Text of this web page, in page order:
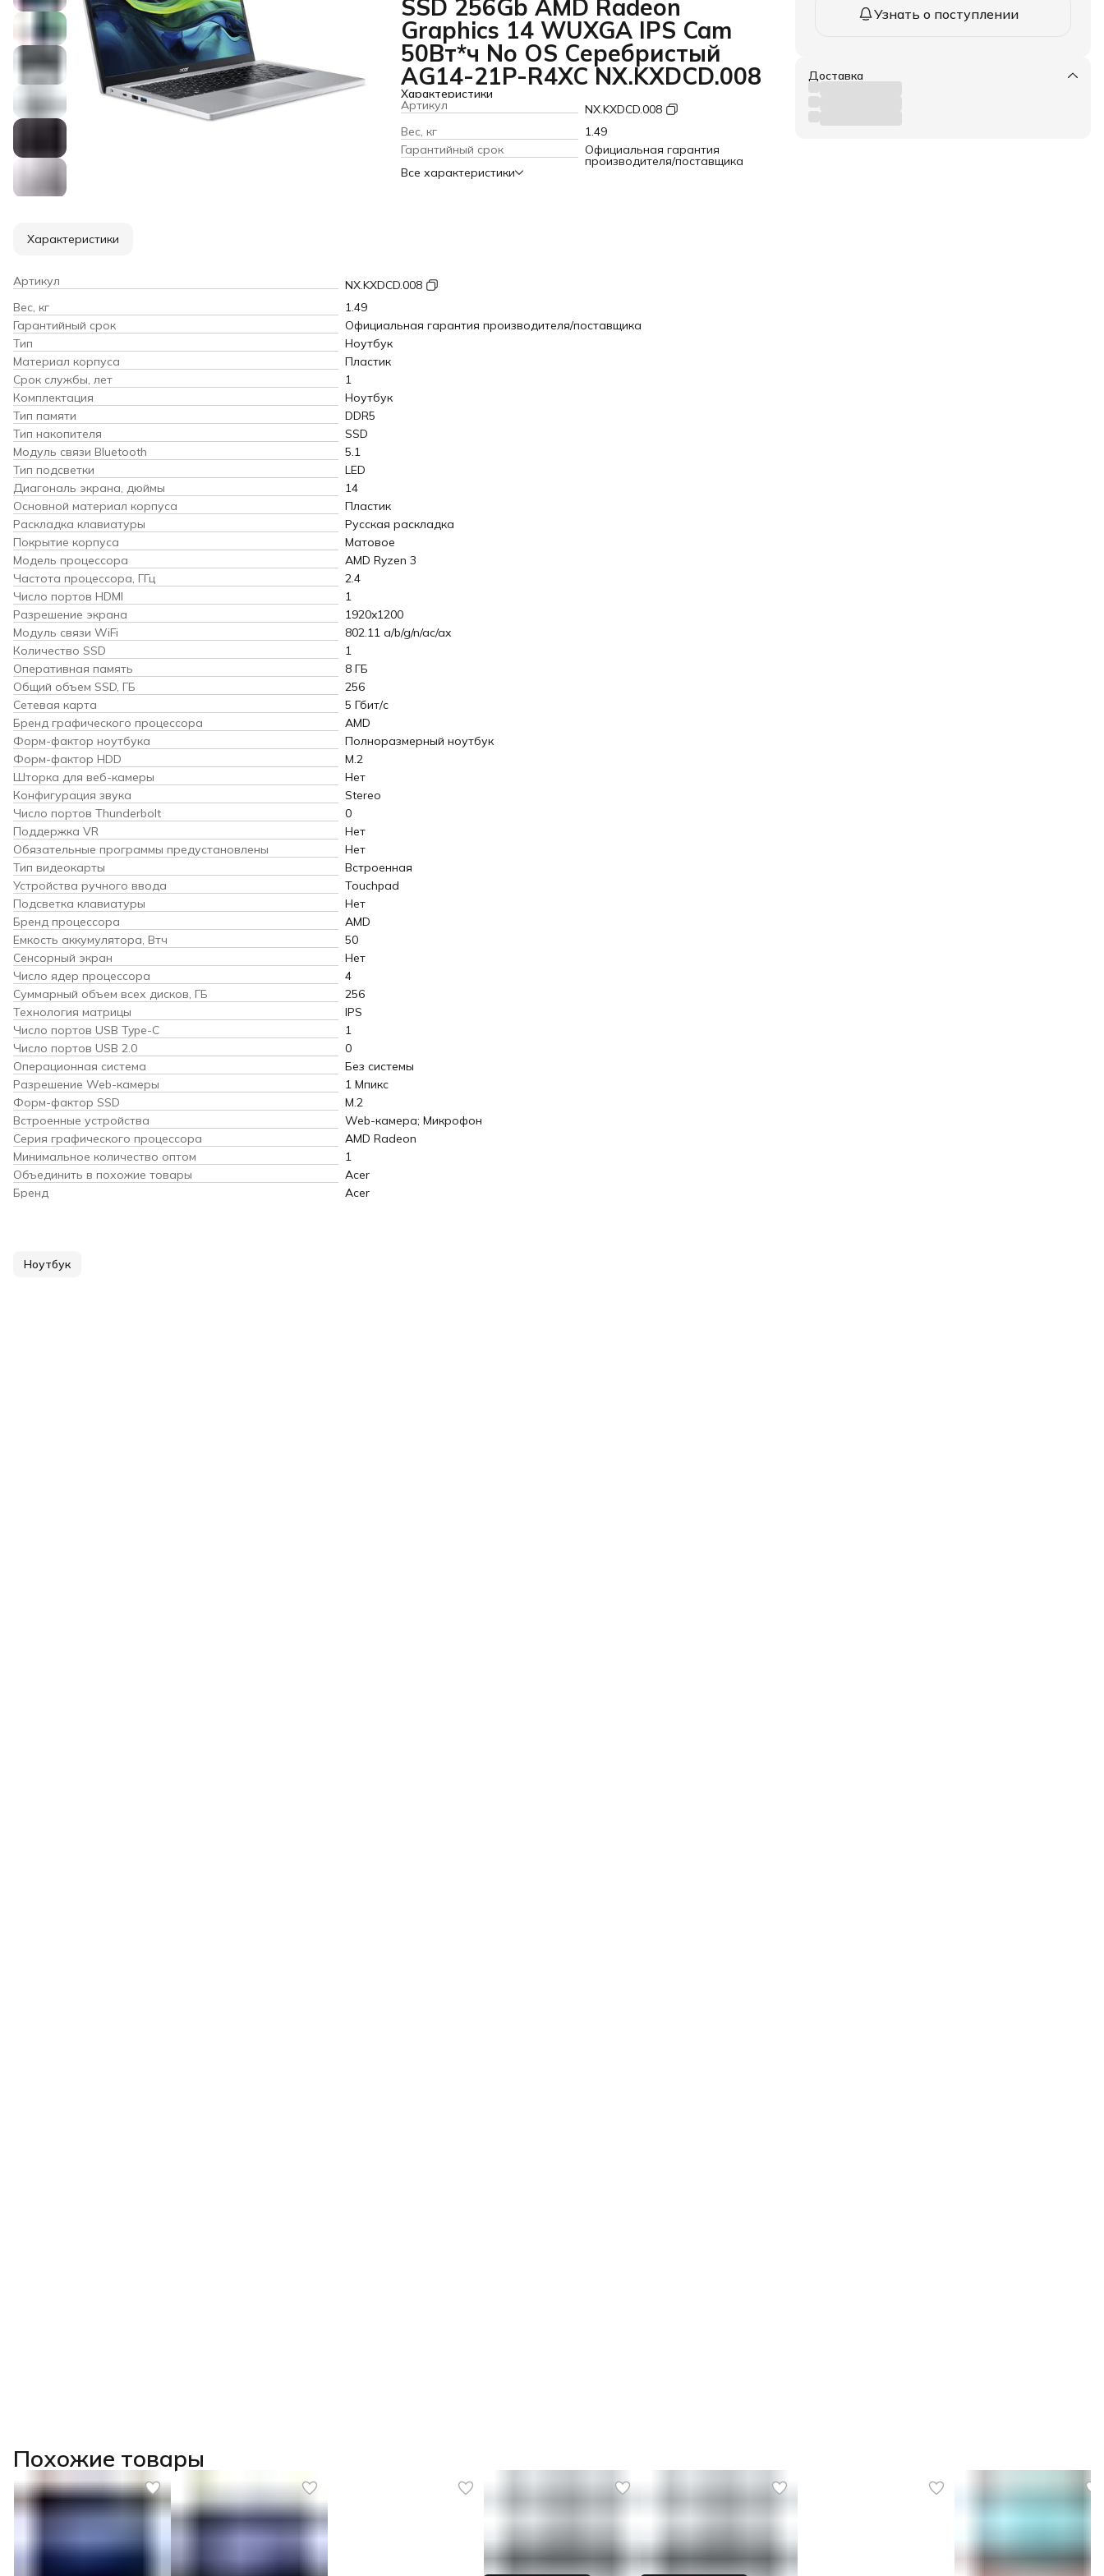
SSD 256Gb AMD Radeon
Graphics 14 WUXGA IPS Cam
50Вт*ч No OS Серебристый
AG14-21P-R4XC NX.KXDCD.008
Характеристики
Артикул
NX.KXDCD.008
Вес, кг
1.49
Гарантийный срок
Официальная гарантия
производителя/поставщика
Все характеристики
Узнать о поступлении
Доставка
Характеристики
Артикул
NX.KXDCD.008
Вес, кг
1.49
Гарантийный срок
Официальная гарантия производителя/поставщика
Тип
Ноутбук
Материал корпуса
Пластик
Срок службы, лет
1
Комплектация
Ноутбук
Тип памяти
DDR5
Тип накопителя
SSD
Модуль связи Bluetooth
5.1
Тип подсветки
LED
Диагональ экрана, дюймы
14
Основной материал корпуса
Пластик
Раскладка клавиатуры
Русская раскладка
Покрытие корпуса
Матовое
Модель процессора
AMD Ryzen 3
Частота процессора, ГГц
2.4
Число портов HDMI
1
Разрешение экрана
1920x1200
Модуль связи WiFi
802.11 a/b/g/n/ac/ax
Количество SSD
1
Оперативная память
8 ГБ
Общий объем SSD, ГБ
256
Сетевая карта
5 Гбит/с
Бренд графического процессора
AMD
Форм-фактор ноутбука
Полноразмерный ноутбук
Форм-фактор HDD
M.2
Шторка для веб-камеры
Нет
Конфигурация звука
Stereo
Число портов Thunderbolt
0
Поддержка VR
Нет
Обязательные программы предустановлены
Нет
Тип видеокарты
Встроенная
Устройства ручного ввода
Touchpad
Подсветка клавиатуры
Нет
Бренд процессора
AMD
Емкость аккумулятора, Втч
50
Сенсорный экран
Нет
Число ядер процессора
4
Суммарный объем всех дисков, ГБ
256
Технология матрицы
IPS
Число портов USB Type-C
1
Число портов USB 2.0
0
Операционная система
Без системы
Разрешение Web-камеры
1 Мпикс
Форм-фактор SSD
M.2
Встроенные устройства
Web-камера; Микрофон
Серия графического процессора
AMD Radeon
Минимальное количество оптом
1
Объединить в похожие товары
Acer
Бренд
Acer
Ноутбук
Похожие товары